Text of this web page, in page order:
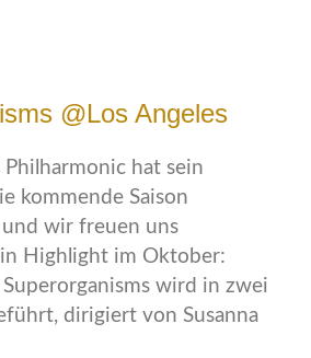
@Los Angeles
Philharmonic hat sein
kommende Saison
wir freuen uns
Highlight im Oktober:
Superorganisms wird in zwei
dirigiert von Susanna